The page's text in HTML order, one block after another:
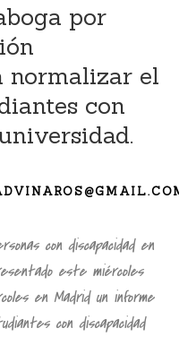
por
normalizar el
con
con discapacidad en
este miércoles
en Madrid un informe
con discapacidad